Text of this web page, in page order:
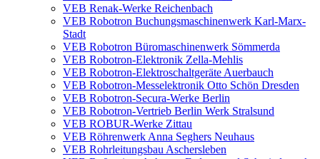
VEB Renak-Werke Reichenbach
VEB Robotron Buchungsmaschinenwerk Karl-Marx-
Stadt
VEB Robotron Büromaschinenwerk Sömmerda
VEB Robotron-Elektronik Zella-Mehlis
VEB Robotron-Elektroschaltgeräte Auerbauch
VEB Robotron-Messelektronik Otto Schön Dresden
VEB Robotron-Secura-Werke Berlin
VEB Robotron-Vertrieb Berlin Werk Stralsund
VEB ROBUR-Werke Zittau
VEB Röhrenwerk Anna Seghers Neuhaus
VEB Rohrleitungsbau Aschersleben